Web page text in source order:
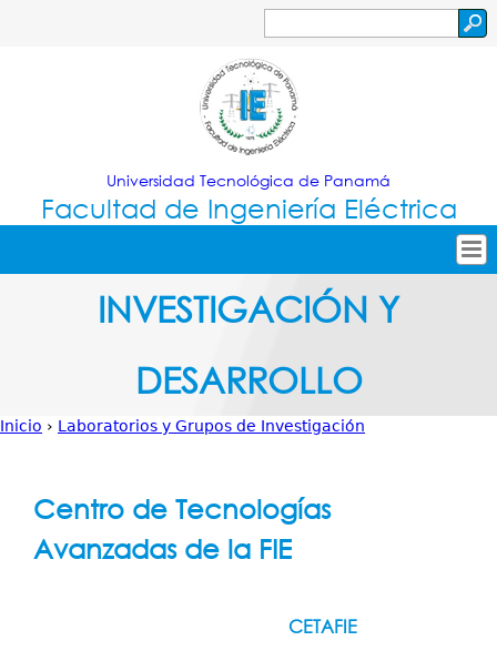
Jump to navigation
de
búsqueda
Universidad Tecnológica de Panamá
Facultad de Ingeniería Eléctrica
Inicio
Oferta Académica
Secretarías
Servicios
Publicaciones
INVESTIGACIÓN Y
DESARROLLO
está
aquí
Inicio › Laboratorios y Grupos de Investigación
Centro de Tecnologías
Avanzadas de la FIE
CETAFIE